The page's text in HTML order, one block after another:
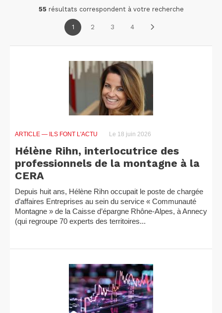
55résultats correspondent à votre recherche
1 2 3 4
ARTICLE — ILS FONT L'ACTU Le 18 juin 2026
Hélène Rihn, interlocutrice des
professionnels de la montagne à la
CERA
Depuis huit ans, Hélène Rihn occupait le poste de chargée
d’affaires Entreprises au sein du service « Communauté
Montagne » de la Caisse d’épargne Rhône-Alpes, à Annecy
(qui regroupe 70 experts des territoires...